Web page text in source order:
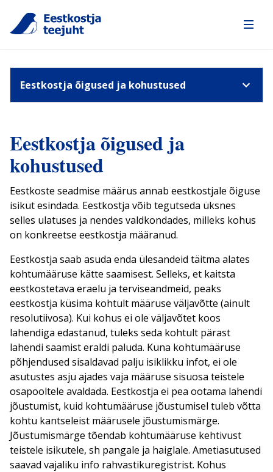
Sidemenu
Eestkostja õigused ja kohustused
Eestkostja õigused ja
kohustused
Eestkoste seadmise määrus annab eestkostjale õiguse
isikut esindada. Eestkostja võib tegutseda üksnes
selles ulatuses ja nendes valdkondades, milleks kohus
on konkreetse eestkostja määranud.
Eestkostja saab asuda enda ülesandeid täitma alates
kohtumääruse kätte saamisest. Selleks, et kaitsta
eestkostetava eraelu ja terviseandmeid, peaks
eestkostja küsima kohtult määruse väljavõtte (ainult
resolutiivosa). Kui kohus ei ole väljavõtet koos
lahendiga edastanud, tuleks seda kohtult pärast
lahendi saamist eraldi paluda. Kuna kohtumääruse
põhjendused sisaldavad palju isiklikku infot, ei ole
asutustes asju ajades vaja määruse sisuosa teistele
osapooltele avaldada. Eestkostja ei pea ootama lahendi
jõustumist, kuid kohtumääruse jõustumisel tuleb võtta
kohtu kantseleist määrusele jõustumismärge.
Jõustumismärge tõendab kohtumääruse kehtivust
teistele isikutele, sh pangale ja haiglale. Ametiasutused
saavad vajaliku info rahvastikuregistrist. Kohus